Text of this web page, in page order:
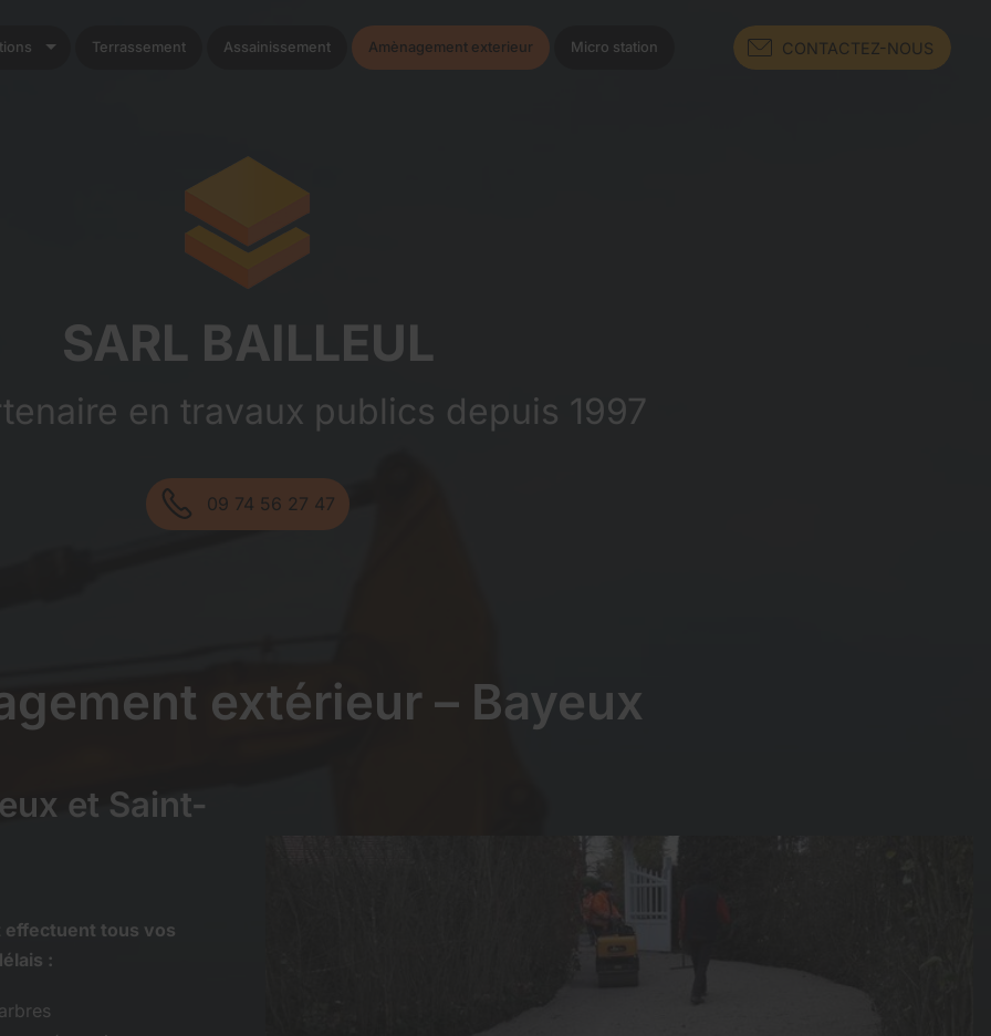
SARL BAILLEUL
en travaux publics depuis 1997
09 74 56 27 47
Terrassement Assainissement Amènagement exterieur Micro station CONTACTEZ-NOUS
extérieur – Bayeux
et Saint-
effectuent tous vos
: